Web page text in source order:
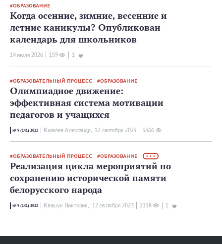
ОБРАЗОВАНИЕ
Когда осенние, зимние, весенние и
летние каникулы? Опубликован
календарь для школьников
14 июля 2026 159 1
ОБРАЗОВАТЕЛЬНЫЙ ПРОЦЕСС ОБРАЗОВАНИЕ
Олимпиадное движение:
эффективная система мотивации
педагогов и учащихся
№ 9 (141) 2023 Киселев Александр, 12 сентября 2023 3366
ОБРАЗОВАТЕЛЬНЫЙ ПРОЦЕСС ОБРАЗОВАНИЕ • • •
Реализация цикла мероприятий по
сохранению исторической памяти
белорусского народа
№ 9 (141) 2023 Квашук Виктория, 12 сентября 2023 2118 1